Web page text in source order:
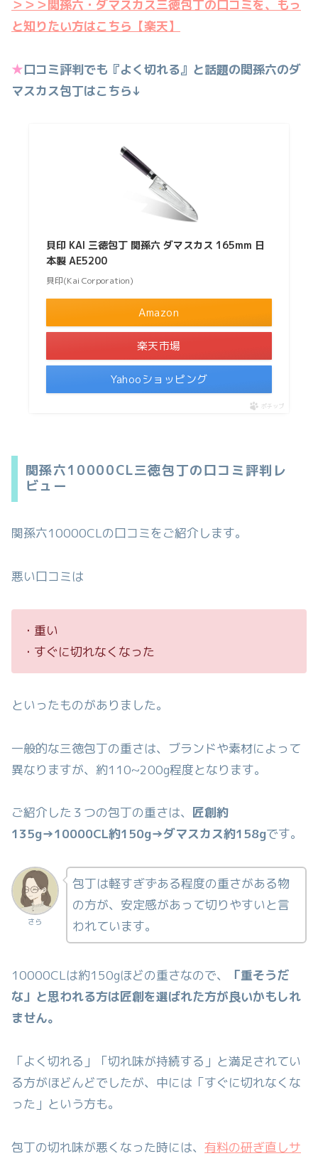
＞＞＞関孫六・ダマスカス三徳包丁の口コミを、もっ
と知りたい方はこちら【楽天】
★口コミ評判でも『よく切れる』と話題の関孫六のダ
マスカス包丁はこちら↓
貝印 KAI 三徳包丁 関孫六 ダマスカス 165mm 日
本製 AE5200
貝印(Kai Corporation)
Amazon
楽天市場
Yahooショッピング
ポチップ
関孫六10000CL三徳包丁の口コミ評判レ
ビュー
関孫六10000CLの口コミをご紹介します。
悪い口コミは
・重い
・すぐに切れなくなった
といったものがありました。
一般的な三徳包丁の重さは、ブランドや素材によって
異なりますが、約110~200g程度となります。
ご紹介した３つの包丁の重さは、 匠創約
135g→10000CL約150g→ダマスカス約158gです。
さら
包丁は軽すぎずある程度の重さがある物
の方が、安定感があって切りやすいと言
われています。
10000CLは約150gほどの重さなので、
「重そうだ
な」と思われる方は匠創を選ばれた方が良いかもしれ
ません。
「よく切れる」「切れ味が持続する」と満足されてい
る方がほどんどでしたが、中には「すぐに切れなくな
った」という方も。
包丁の切れ味が悪くなった時には、 有料の研ぎ直しサ